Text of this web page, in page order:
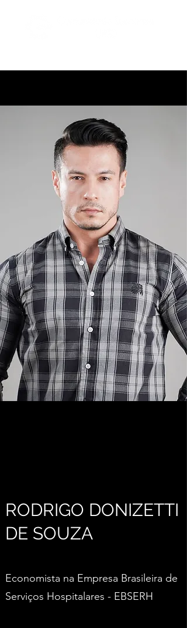
RODRIGO DONIZETTI
DE SOUZA
Economista na Empresa Brasileira de
Serviços Hospitalares - EBSERH